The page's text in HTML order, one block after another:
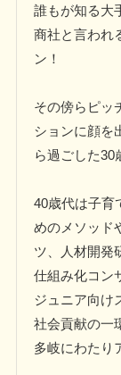
誰もが知る大
商社と言われ
ン！
その傍らピッ
ションに顔を
ら過ごした30
40歳代は子育
めのメソッド
ツ、人材開発
仕組み化コン
ジュニア向け
社会貢献の一
多岐にわたり